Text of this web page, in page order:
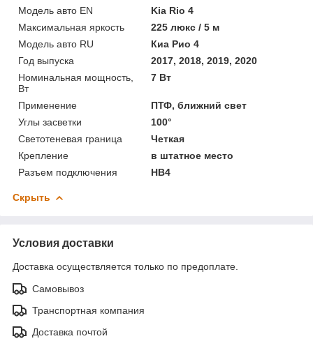
Модель авто EN
Kia Rio 4
Максимальная яркость
225 люкс / 5 м
Модель авто RU
Киа Рио 4
Год выпуска
2017, 2018, 2019, 2020
Номинальная мощность,
Вт
7 Вт
Применение
ПТФ, ближний свет
Углы засветки
100°
Светотеневая граница
Четкая
Крепление
в штатное место
Разъем подключения
HB4
Скрыть
Условия доставки
Доставка осуществляется только по предоплате.
Самовывоз
Транспортная компания
Доставка почтой